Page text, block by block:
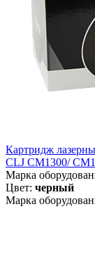
Картридж
CLJ CM1300/
Марка
Цвет: черный
Марка